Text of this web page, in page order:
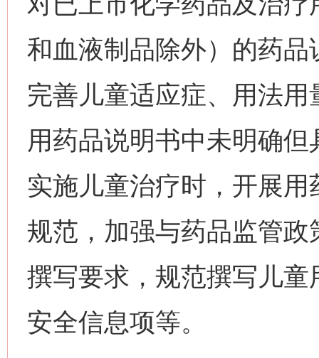
和血液制品除外）的药
完善儿童适应症、用法
用药品说明书中未明确
实施儿童治疗时，开展
规范，加强与药品监管
撰写要求，规范撰写儿
安全信息项等。